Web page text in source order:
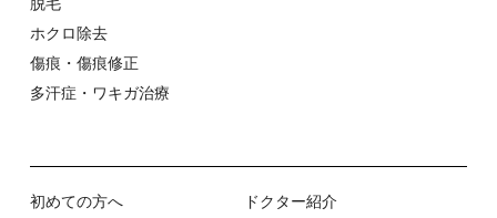
ホクロ除去
傷痕・傷痕修正
多汗症・ワキガ治療
初めての⽅へ
ドクター紹介